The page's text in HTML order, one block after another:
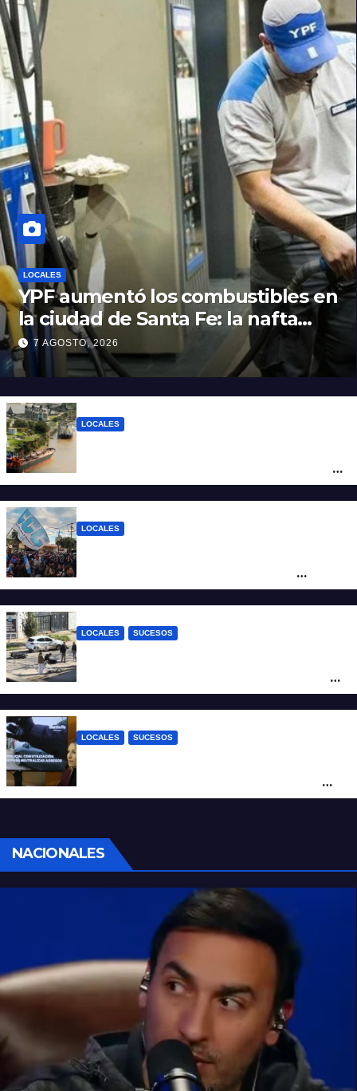
LOCALES
YPF aumentó los combustibles en
la ciudad de Santa Fe: la nafta
súper superó los $2.100 y llenar el
tanque cuesta más de $94.000
7 AGOSTO, 2026
LOCALES
posicionar los puertos del sur de Santa Fe
como salida para las exportaciones
LOCALES
sociales y sindicales
LOCALES SUCESOS
tendida sobre la calzada
LOCALES SUCESOS
con un arma blanca en la ruta 168
NACIONALES